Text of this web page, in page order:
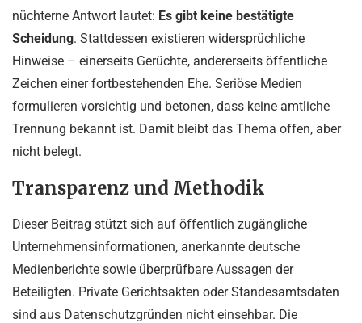
nüchterne Antwort lautet: Es gibt keine bestätigte
Scheidung. Stattdessen existieren widersprüchliche
Hinweise – einerseits Gerüchte, andererseits öffentliche
Zeichen einer fortbestehenden Ehe. Seriöse Medien
formulieren vorsichtig und betonen, dass keine amtliche
Trennung bekannt ist. Damit bleibt das Thema offen, aber
nicht belegt.
Transparenz und Methodik
Dieser Beitrag stützt sich auf öffentlich zugängliche
Unternehmensinformationen, anerkannte deutsche
Medienberichte sowie überprüfbare Aussagen der
Beteiligten. Private Gerichtsakten oder Standesamtsdaten
sind aus Datenschutzgründen nicht einsehbar. Die